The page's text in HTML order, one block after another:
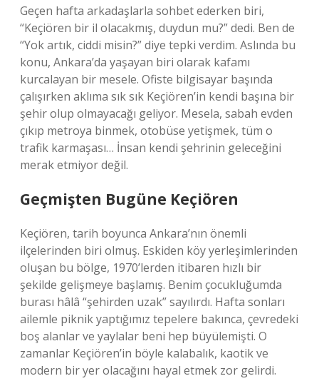
Geçen hafta arkadaşlarla sohbet ederken biri,
“Keçiören bir il olacakmış, duydun mu?” dedi. Ben de
“Yok artık, ciddi misin?” diye tepki verdim. Aslında bu
konu, Ankara’da yaşayan biri olarak kafamı
kurcalayan bir mesele. Ofiste bilgisayar başında
çalışırken aklıma sık sık Keçiören’in kendi başına bir
şehir olup olmayacağı geliyor. Mesela, sabah evden
çıkıp metroya binmek, otobüse yetişmek, tüm o
trafik karmaşası… İnsan kendi şehrinin geleceğini
merak etmiyor değil.
Geçmişten Bugüne Keçiören
Keçiören, tarih boyunca Ankara’nın önemli
ilçelerinden biri olmuş. Eskiden köy yerleşimlerinden
oluşan bu bölge, 1970’lerden itibaren hızlı bir
şekilde gelişmeye başlamış. Benim çocukluğumda
burası hâlâ “şehirden uzak” sayılırdı. Hafta sonları
ailemle piknik yaptığımız tepelere bakınca, çevredeki
boş alanlar ve yaylalar beni hep büyülemişti. O
zamanlar Keçiören’in böyle kalabalık, kaotik ve
modern bir yer olacağını hayal etmek zor gelirdi.